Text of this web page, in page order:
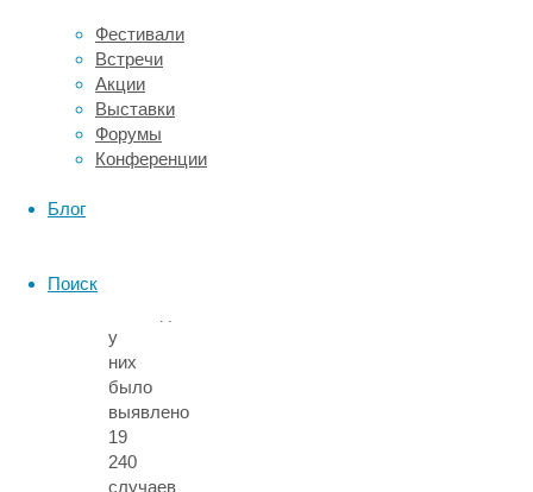
Фестивали
Встречи
Акции
Выставки
Форумы
Конференции
Блог
Поиск
которых
в
начале
исследования
не
было
у
них
было
выявлено
19
240
случаев